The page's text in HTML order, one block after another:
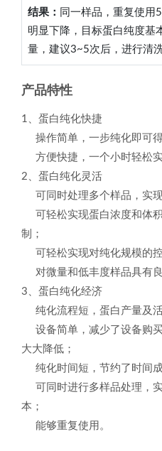
结果： 同一样品，重复使用
明显下降，目标蛋白纯度基
量，建议3~5次后，进行清
产品特性
1、蛋白纯化快捷
操作简单，一步纯化即可得
方便快捷，一个小时轻松实
2、蛋白纯化灵活
可同时处理多个样品，实现
可轻松实现蛋白浓度和体
制；
可轻松实现对纯化规模的控
对微量和低丰度样品具有良
3、蛋白纯化经济
纯化流程短，蛋白产量及活
设备简单，减少了设备购
大大降低；
纯化时间短，节约了时间成
可同时进行多样品处理，
本；
能够重复使用。